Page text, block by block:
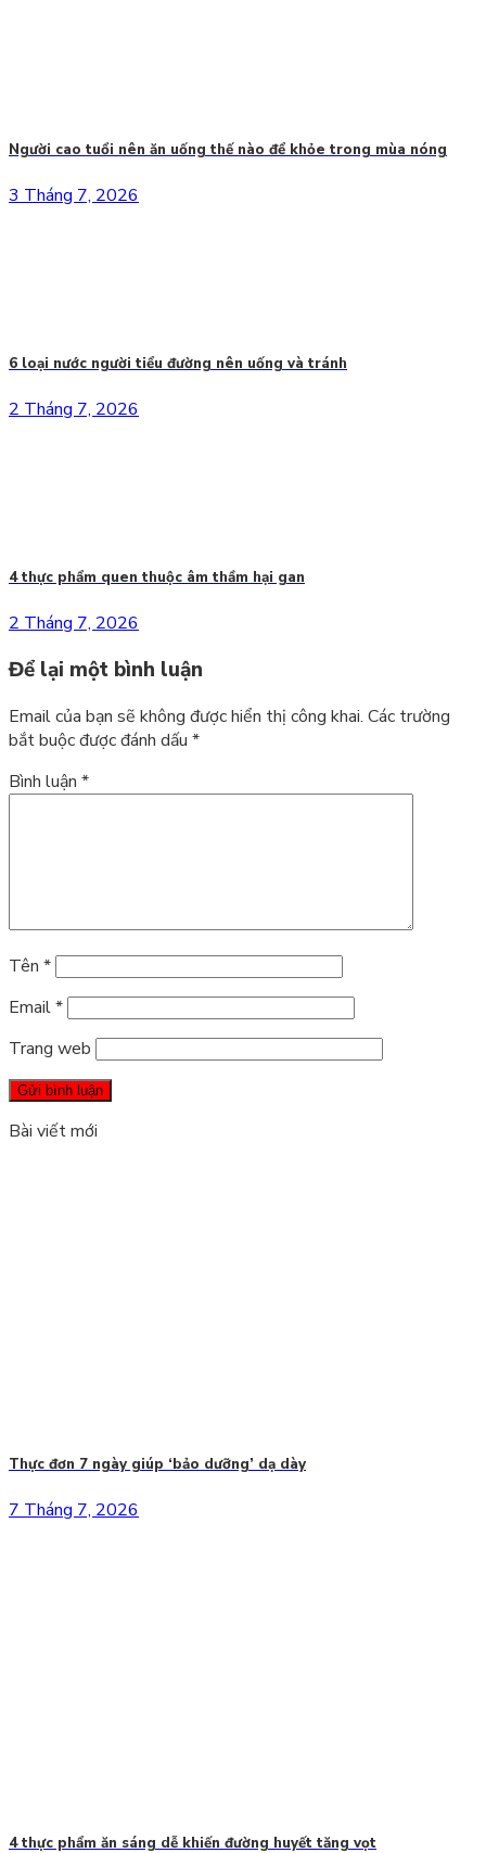
Người cao tuổi nên ăn uống thế nào để khỏe trong mùa nóng
3 Tháng 7, 2026
6 loại nước người tiểu đường nên uống và tránh
2 Tháng 7, 2026
4 thực phẩm quen thuộc âm thầm hại gan
2 Tháng 7, 2026
Để lại một bình luận
Email của bạn sẽ không được hiển thị công khai. Các trường
bắt buộc được đánh dấu *
Bình luận *
Tên *
Email*
Trang web
Bài viết mới
Thực đơn 7 ngày giúp ‘bảo dưỡng’ dạ dày
7 Tháng 7, 2026
4 thực phẩm ăn sáng dễ khiến đường huyết tăng vọt